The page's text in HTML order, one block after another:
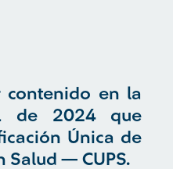
contenido en la
de 2024 que
Única de
Salud — CUPS.